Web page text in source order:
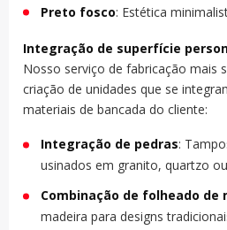
Preto fosco: Estética
Integração de superfície
Nosso serviço de fabricação mais
criação de unidades que se
materiais de bancada do cliente:
Integração de pedras:
usinados em granito, quartzo
Combinação de folheado de
madeira para designs